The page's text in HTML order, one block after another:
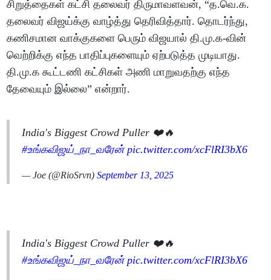
சிறுத்தைகள் கட்சி தலைவர் திருமாவளவன், “த.வெ.க.
தலைவர் விஜய்க்கு வாழ்த்து தெரிவித்தார். தொடர்ந்து,
கணிசமான வாக்குகளை பெரும் விஜயால் தி.மு.க-வின்
வெற்றிக்கு எந்த பாதிப்புகளையும் ஏற்படுத்த முடியாது.
தி.மு.க கூட்டணி கட்சிகள் அணி மாறுவதற்கு எந்த
தேவையும் இல்லை” என்றார்.
India's Biggest Crowd Puller ❤️🔥
#உங்கவிஜய்_நா_வரேன் pic.twitter.com/xcFlRI3bX6
— Joe (@RioSrvn)September 13, 2025
India's Biggest Crowd Puller ❤️🔥
#உங்கவிஜய்_நா_வரேன் pic.twitter.com/xcFlRI3bX6